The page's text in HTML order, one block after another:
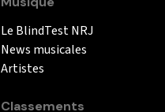
Le BlindTest NRJ
News musicales
Artistes
Classements